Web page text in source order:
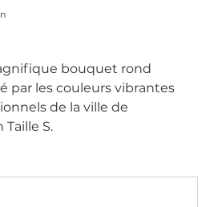
bouquet rond
par les couleurs vibrantes
de la ville de
S.